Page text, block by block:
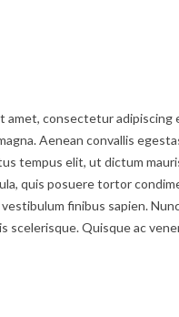
amet, consectetur adipiscing
Aenean convallis
tempus elit, ut dictum
quis posuere tortor
finibus sapien.
scelerisque. Quisque ac